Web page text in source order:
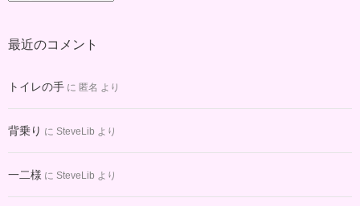
イ
最近のコメント
トイレの手 に 匿名 より
背乗り に SteveLib より
一二様 に SteveLib より